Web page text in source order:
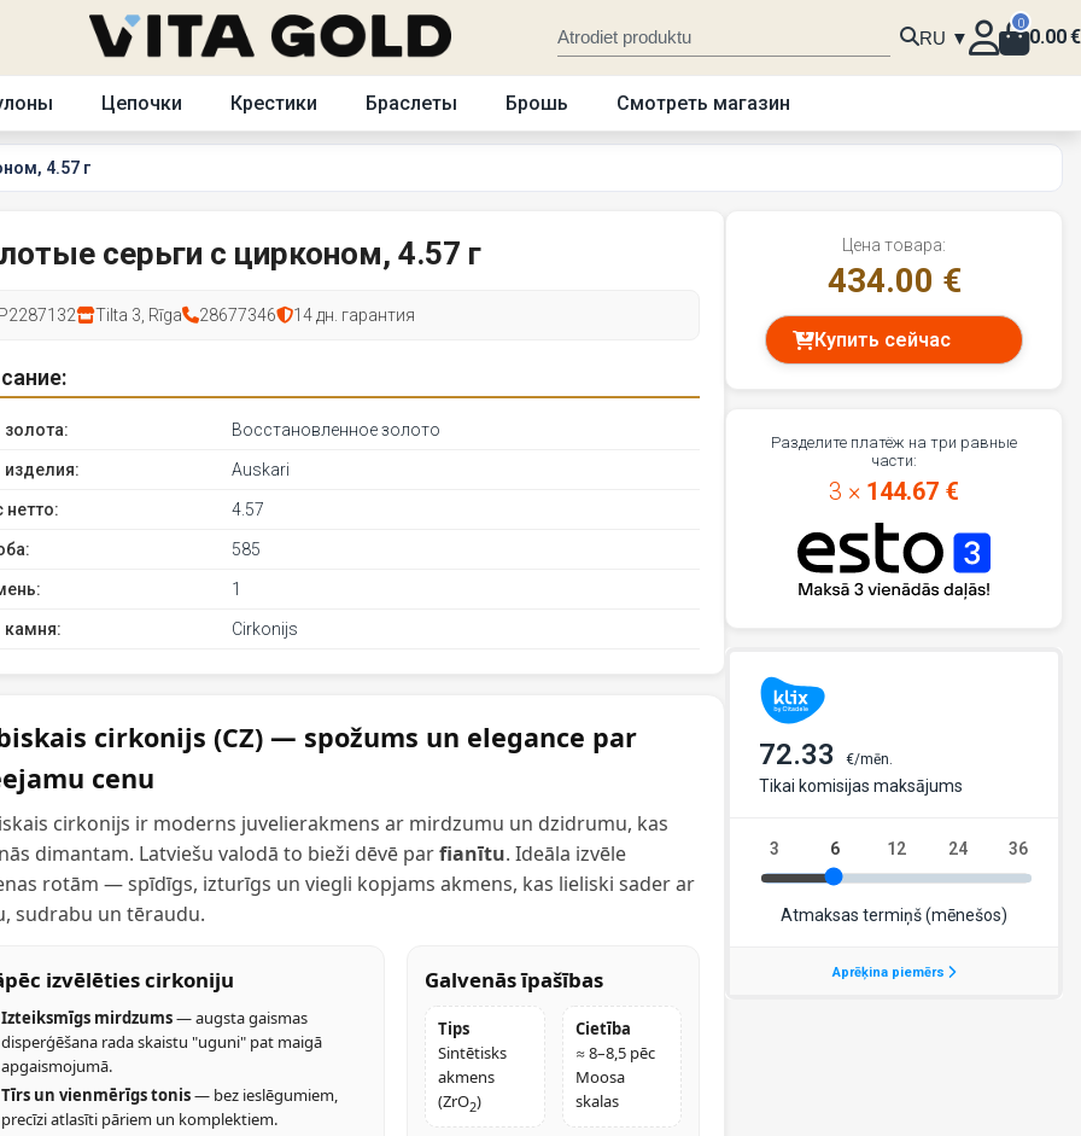
RU ▼
0
0.00€
Цепочки Крестики Браслеты Брошь Смотреть магазин
4.57 г
серьги с цирконом, 4.57 г
Tilta 3, Rīga 28677346 14 дн. гарантия
золота: Восстановленное золото
изделия: Auskari
нетто: 4.57
585
1
камня: Cirkonijs
cirkonijs (CZ) — spožums un elegance par
cenu
cirkonijs ir moderns juvelierakmens ar mirdzumu un dzidrumu, kas
dimantam. Latviešu valodā to bieži dēvē parfianītu. Ideāla izvēle
rotām — spīdīgs, izturīgs un viegli kopjams akmens, kas lieliski sader ar
sudrabu un tēraudu.
izvēlēties cirkoniju
Izteiksmīgs mirdzums— augsta gaismas
disperģēšana rada skaistu "uguni" pat maigā
apgaismojumā.
Tīrs un vienmērīgs tonis— bez ieslēgumiem,
precīzi atlasīti pāriem un komplektiem.
Galvenās īpašības
Tips
Sintētisks
akmens
(ZrO2)
Cietība
≈ 8–8,5 pēc
Moosa
skalas
Цена товара:
434.00 €
Купить сейчас
Разделите платёж на три равные
части:
3 × 144.67 €